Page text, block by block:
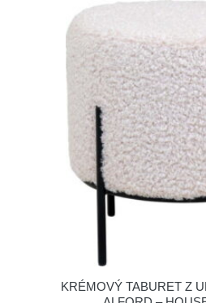
KRÉMOVÝ TABURET Z